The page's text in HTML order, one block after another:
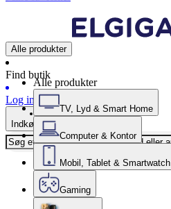
Alle produkter
Find butik
Log ind
Indkøbskurv
Alle produkter
TV, Lyd & Smart Home
Computer & Kontor
Mobil, Tablet & Smartwatch
Gaming